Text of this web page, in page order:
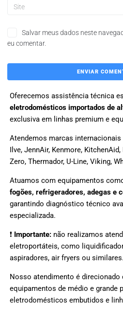
Salvar meus dados neste
eu comentar.
Oferecemos assistência técnica
eletrodomésticos importados de
exclusiva em linhas premium e
Atendemos marcas internacionais
Ilve, JennAir, Kenmore,
Zero, Thermador, U-Line, Viking,
Atuamos com equipamentos
fogões, refrigeradores, adegas e
garantindo diagnóstico técnico
especializada.
❗ Importante: não realizamos
eletroportáteis, como
aspiradores, air fryers ou similares.
Nosso atendimento é direcionado
equipamentos de médio e grande
eletrodomésticos embutidos e